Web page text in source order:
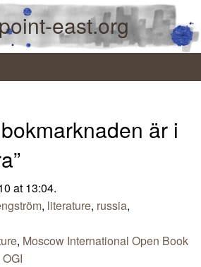
east.org
är i
at 13:04.
, literature, russia,
, Moscow International Open Book
OGI